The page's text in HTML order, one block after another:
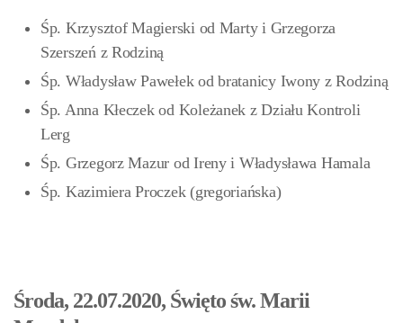
Śp. Krzysztof Magierski od Marty i Grzegorza
Szerszeń z Rodziną
Śp. Władysław Pawełek od bratanicy Iwony z Rodziną
Śp. Anna Kłeczek od Koleżanek z Działu Kontroli
Lerg
Śp. Grzegorz Mazur od Ireny i Władysława Hamala
Śp. Kazimiera Proczek (gregoriańska)
Środa, 22.07.2020, Święto św. Marii